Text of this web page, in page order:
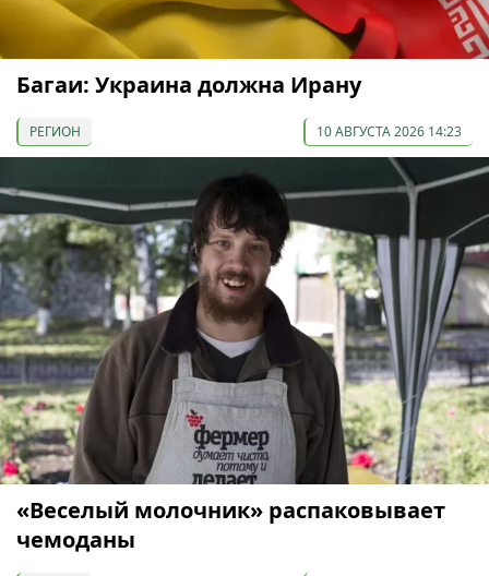
Багаи: Украина должна Ирану
РЕГИОН 10 АВГУСТА 2026 14:23
«Веселый молочник» распаковывает
чемоданы